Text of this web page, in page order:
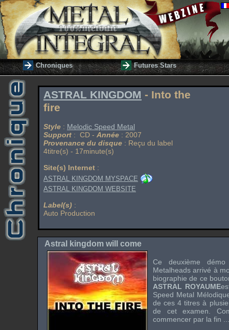
Chroniques Futures Stars
ASTRAL KINGDOM - Into the
fire
Style : Melodic Speed Metal
Support : CD - Année : 2007
Provenance du disque : Reçu du label
4titre(s) - 17minute(s)
Site(s) Internet :
ASTRAL KINGDOM MYSPACE
ASTRAL KINGDOM WEBSITE
Label(s) :
Auto Production
Astral kingdom will come
Ce deuxième
Metalheads arrivé à
biographie de ce
ASTRAL ROYAUME
Speed Metal
de ces 4 titres à
de cet examen.
commencer par la fin ...